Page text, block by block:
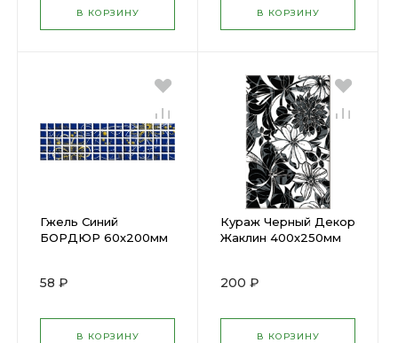
В КОРЗИНУ В КОРЗИНУ
Гжель Синий
БОРДЮР 60х200мм
58 ₽
В КОРЗИНУ
Кураж Черный Декор
Жаклин 400х250мм
200 ₽
В КОРЗИНУ